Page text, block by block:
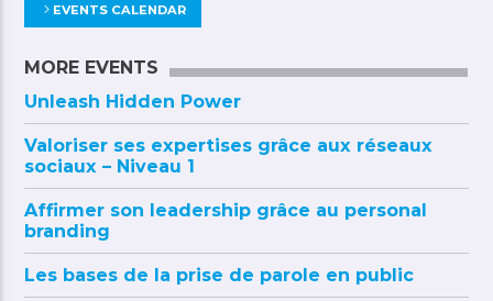
EVENTS CALENDAR
MORE EVENTS
Unleash Hidden Power
Valoriser ses expertises grâce aux réseaux
sociaux – Niveau 1
Affirmer son leadership grâce au personal
branding
Les bases de la prise de parole en public